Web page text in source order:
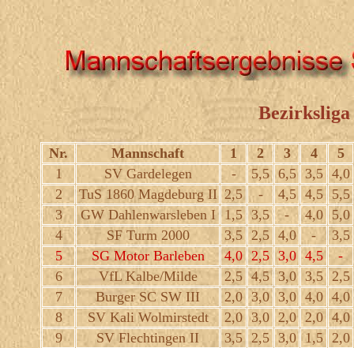
Nr. Mannschaft 1 2 3 4
5
1
SV Gardelegen - 5,5 6,5 3,5 4,0
2
TuS 1860 Magdeburg II 2,5 - 4,5 4,5
5,5
3
GW Dahlenwarsleben I 1,5 3,5 - 4,0
5,0
4
SF Turm 2000 3,5 2,5 4,0 -
3,5
5
SG Motor Barleben 4,0 2,5 3,0 4,5
-
6
VfL Kalbe/Milde 2,5 4,5 3,0 3,5 2,5
7
Burger SC SW III 2,0 3,0 3,0 4,0 4,0
8
SV Kali Wolmirstedt 2,0 3,0 2,0 2,0 4,0
9
SV Flechtingen II 3,5 2,5 3,0 1,5 2,0